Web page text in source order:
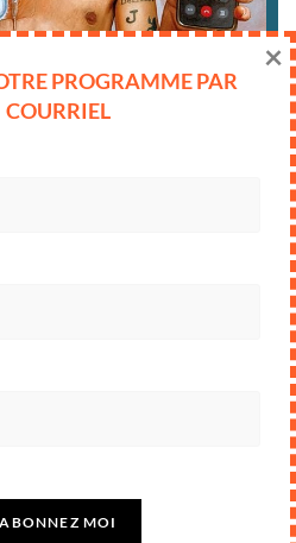
PROGRAMME PAR
COURRIEL
×